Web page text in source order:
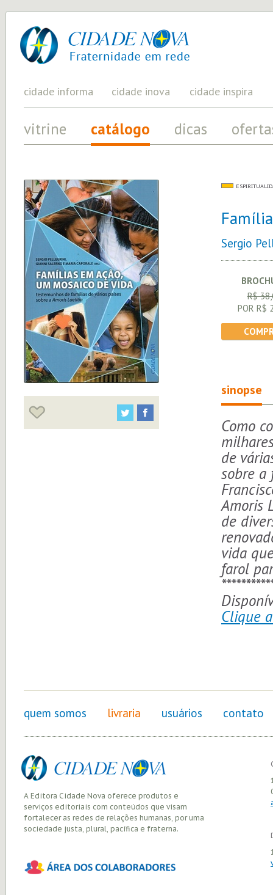
cidade
nova
UM
PROJETO
PELA
FRATERNIDADE
cidade informa cidade inova cidade inspira
vitrine catálogo dicas
Sergio
R$
POR R$
sinopse
Como
de
sobre a
Amoris
de
vida
farol
Clique
quem somos livraria usuários contato
A Editora Cidade Nova oferece produtos e
serviços editoriais com conteúdos que visam
fortalecer as redes de relações humanas, por uma
sociedade justa, plural, pacífica e fraterna.